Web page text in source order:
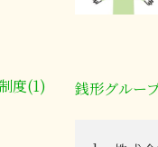
度(1)
銭形グルー